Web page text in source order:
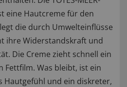
eine Hautcreme für den
die durch Umwelteinflüsse
ihre Widerstandskraft und
Die Creme zieht schnell ein
Fettfilm. Was bleibt, ist ein
Hautgefühl und ein diskreter,